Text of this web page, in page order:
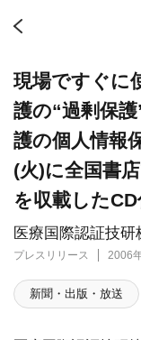
医療国際認証技研
プレスリリース 2006
現場ですぐに
護の“過剰保
護の個人情報
(火)に全国書
を収載したCD
新聞・出版・放送